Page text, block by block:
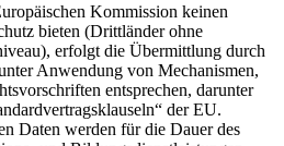
Kommission keinen
bieten (Drittländer ohne
erfolgt die Übermittlung durch
Anwendung von Mechanismen,
entsprechen, darunter
der EU.
Daten werden für die Dauer des